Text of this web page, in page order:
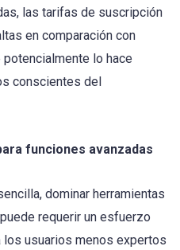
las tarifas de suscripción
en comparación con
lo hace
conscientes del
funciones avanzadas
dominar herramientas
requerir un esfuerzo
usuarios menos expertos